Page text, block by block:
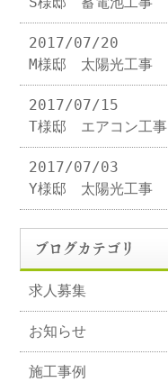
2017/07/20
M様邸 太陽光工事
2017/07/15
T様邸 エアコン工事
2017/07/03
Y様邸 太陽光工事
ブログカテゴリ
求人募集
お知らせ
施工事例